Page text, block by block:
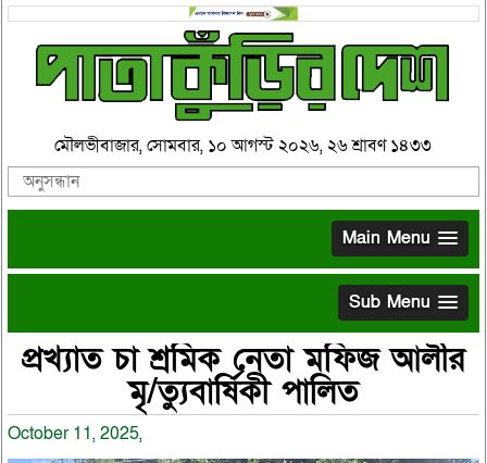
মৌলভীবাজার, সোমবার, ১০ আগস্ট ২০২৬, ২৬ শ্রাবণ ১৪৩৩
Main Menu
Sub Menu
প্রখ্যাত চা শ্রমিক নেতা মফিজ আলীর
মৃ/ত্যুবার্ষিকী পালিত
October 11, 2025,